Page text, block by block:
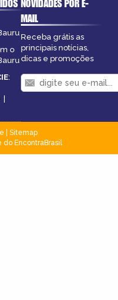
o
:
NOVIDADES POR E-
MAIL
Receba grátis as
principais notícias,
dicas e promoções
Sitemap
EncontraBrasil